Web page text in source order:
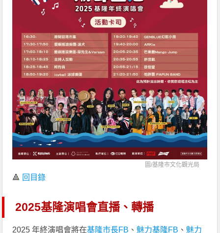
圖/基隆市文化觀光局
🔺 回目錄
2025基隆演唱會直播、轉播
2025 年終演唱會將在基隆市長FB 、 魅力基隆FB 、 魅力